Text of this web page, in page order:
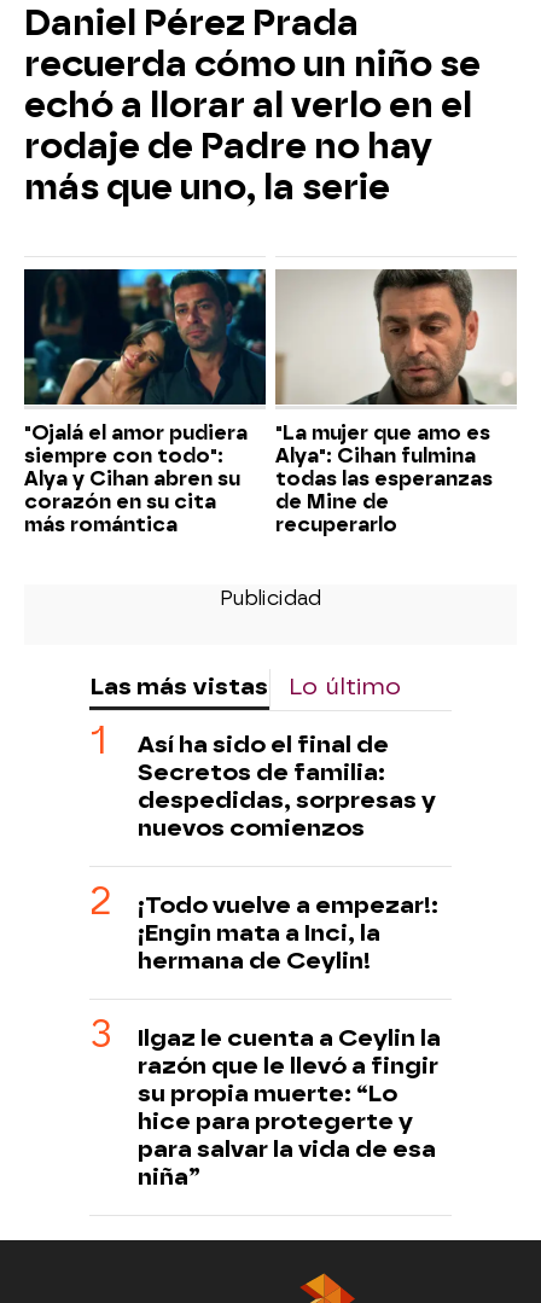
Daniel Pérez Prada
recuerda cómo un niño se
echó a llorar al verlo en el
rodaje de Padre no hay
más que uno, la serie
"Ojalá el amor pudiera
siempre con todo":
Alya y Cihan abren su
corazón en su cita
más romántica
"La mujer que amo es
Alya": Cihan fulmina
todas las esperanzas
de Mine de
recuperarlo
Las más vistas Lo último
Así ha sido el final de
Secretos de familia:
despedidas, sorpresas y
nuevos comienzos
¡Todo vuelve a empezar!:
¡Engin mata a Inci, la
hermana de Ceylin!
Ilgaz le cuenta a Ceylin la
razón que le llevó a fingir
su propia muerte: “Lo
hice para protegerte y
para salvar la vida de esa
niña”